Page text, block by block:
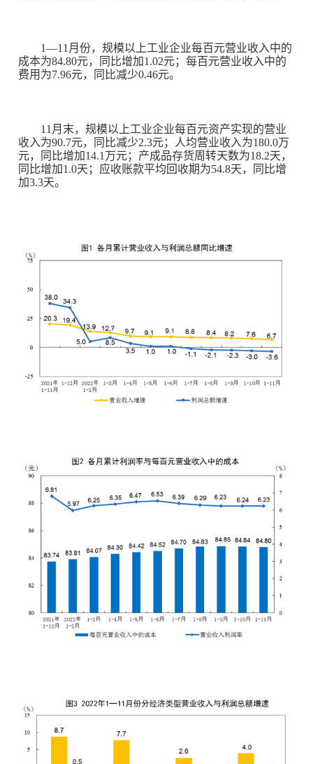
1—11 月份，规模以上工业企业每百元营业收入中的
成本为84.80元，同比增加1.02元；每百元营业收入中的
费用为7.96元，同比减少0.46元。
11 月末，规模以上工业企业每百元资产实现的营业
收入为90.7元，同比减少2.3元；人均营业收入为180.0万
元，同比增加14.1 万元；产成品存货周转天数为18.2天，
同比增加1.0天；应收账款平均回收期为54.8天，同比增
加3.3天。